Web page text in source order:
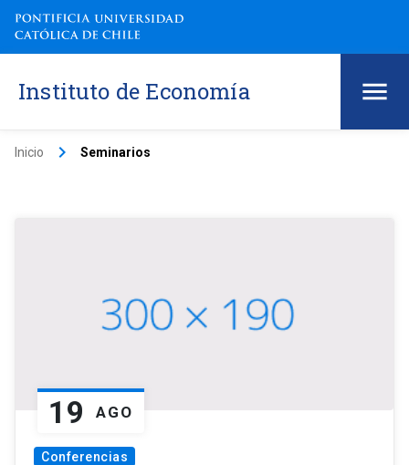
Instituto de Economía
Inicio keyboard_arrow_right Seminarios
19 AGO
Conferencias